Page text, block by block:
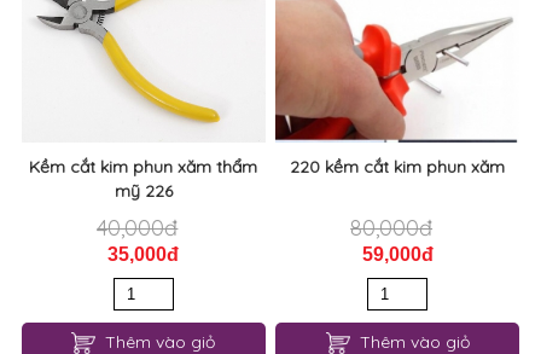
Kềm cắt kim phun xăm thẩm
mỹ 226
40,000đ
35,000đ
Thêm vào giỏ
220 kềm cắt kim phun xăm
80,000đ
59,000đ
Thêm vào giỏ